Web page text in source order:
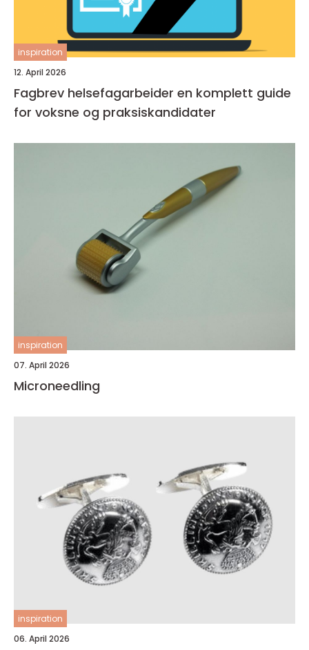
inspiration
12. April 2026
Fagbrev helsefagarbeider en komplett guide
for voksne og praksiskandidater
inspiration
07. April 2026
Microneedling
inspiration
06. April 2026